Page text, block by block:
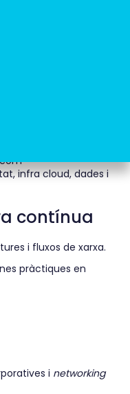
infra cloud, dades i
contínua
i fluxos de xarxa.
pràctiques en
i networking